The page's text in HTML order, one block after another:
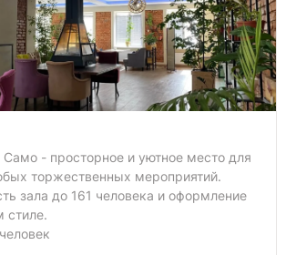
Само - просторное и уютное место для
торжественных мероприятий.
зала до 161 человека и оформление
стиле.